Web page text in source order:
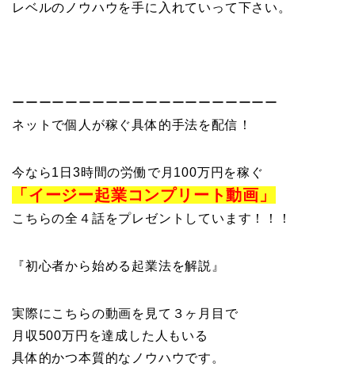
レベルのノウハウを手に入れていって下さい。
ーーーーーーーーーーーーーーーーーーーー
ネットで個人が稼ぐ具体的手法を配信！
今なら1日3時間の労働で月100万円を稼ぐ
「イージー起業コンプリート動画」
こちらの全４話をプレゼントしています！！！
『初心者から始める起業法を解説』
実際にこちらの動画を見て３ヶ月目で
月収500万円を達成した人もいる
具体的かつ本質的なノウハウです。